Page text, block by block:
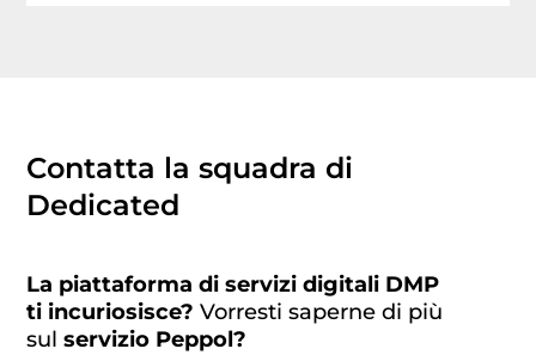
Contatta la squadra di
Dedicated
La piattaforma di servizi digitali DMP
ti incuriosisce? Vorresti saperne di più
sulservizio Peppol?